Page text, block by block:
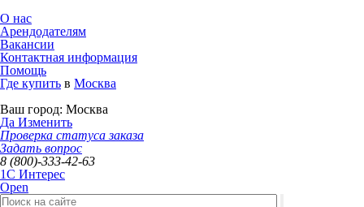
О нас
Арендодателям
Вакансии
Контактная информация
Помощь
Где купить в Москва
Ваш город: Москва
Да Изменить
Проверка статуса заказа
Задать вопрос
8 (800)-333-42-63
1C Интерес
Open